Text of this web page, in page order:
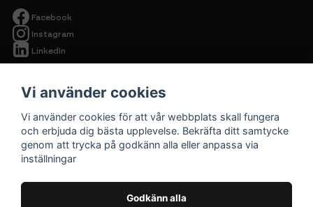
Facebook
Instagram
LinkedIn
Begagnade
Cirkulärt ska
Vi använder cookies
Vi använder cookies för att vår webbplats skall fungera
och erbjuda dig bästa upplevelse. Bekräfta ditt samtycke
genom att trycka på godkänn alla eller anpassa via
inställningar
Godkänn alla